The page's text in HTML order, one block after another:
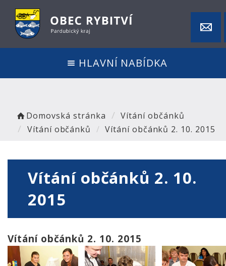
HLAVNÍ NABÍDKA
Domovská stránka
Vítání občánků
Vítání občánků
Vítání občánků 2. 10. 2015
Vítání občánků 2. 10.
2015
Vítání občánků 2. 10. 2015